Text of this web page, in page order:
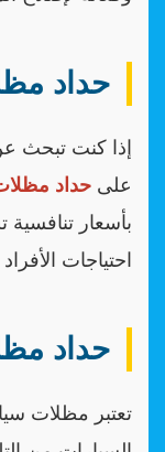
حداد
إذا كنت تبحث
على حداد
بأسعار تنافسية
احتياجات
حداد
تعتبر مظلات